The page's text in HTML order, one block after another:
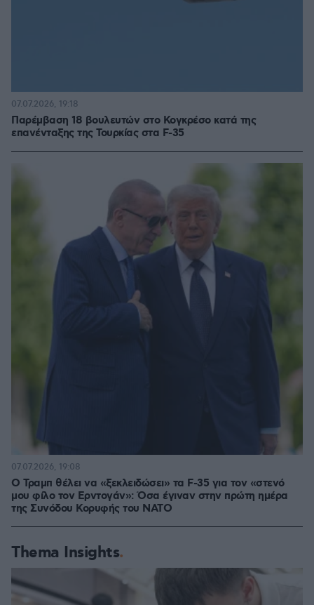
Παρέμβαση 18 βουλευτών στο Κογκρέσο κατά της
επανένταξης της Τουρκίας στα F-35
07.07.2026, 19:18
Ο Τραμπ θέλει να «ξεκλειδώσει» τα F-35 για τον «στενό
μου φίλο τον Ερντογάν»: Όσα έγιναν στην πρώτη ημέρα
της Συνόδου Κορυφής του ΝΑΤΟ
07.07.2026, 19:08
Thema Insights